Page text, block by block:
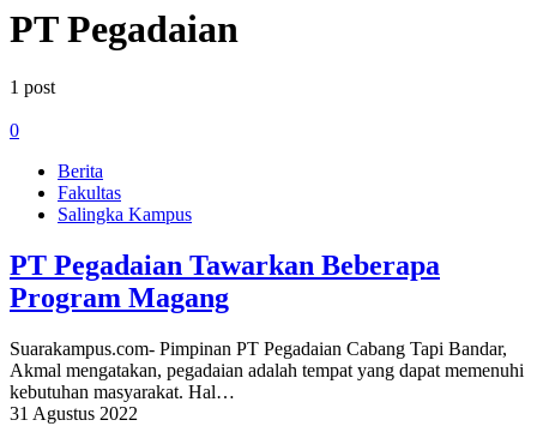
PT Pegadaian
1 post
0
Berita
Fakultas
Salingka Kampus
PT Pegadaian Tawarkan Beberapa
Program Magang
Suarakampus.com- Pimpinan PT Pegadaian Cabang Tapi Bandar,
Akmal mengatakan, pegadaian adalah tempat yang dapat memenuhi
kebutuhan masyarakat. Hal…
31 Agustus 2022